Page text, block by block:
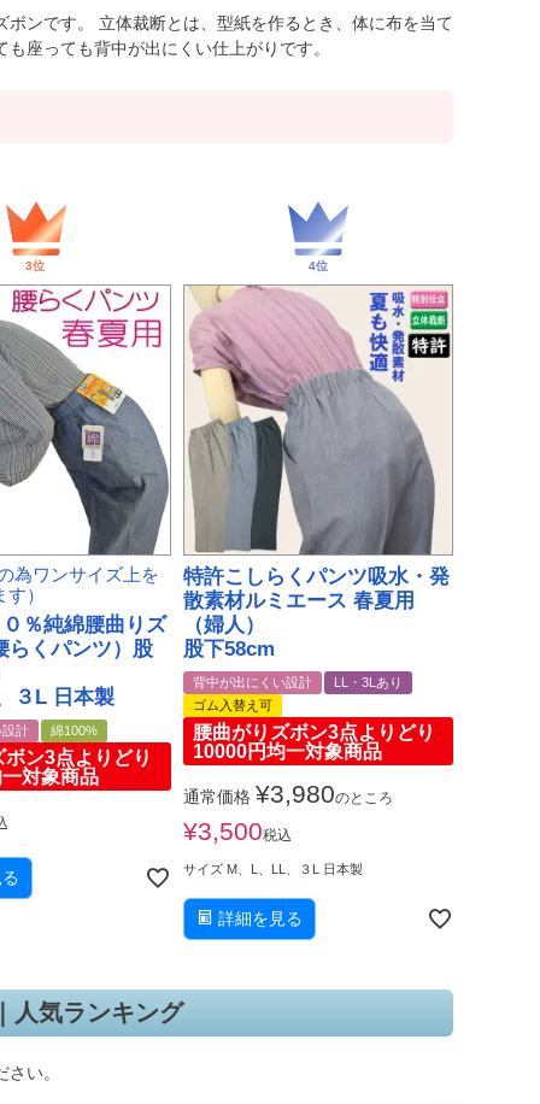
ンです。 立体裁断とは、型紙を作るとき、体に布を当て
座っても背中が出にくい仕上がりです。
為ワンサイズ上を
）
％純綿腰曲りズ
らくパンツ）股
３L 日本製
設計 綿100%
ン3点よりどり
対象商品
特許こしらくパンツ吸水・発
散素材ルミエース 春夏用
（婦人）
股下58cm
背中が出にくい設計
LL・3Lあり
ゴム入替え可
腰曲がりズボン3点よりどり
10000円均一対象商品
通常価格 ¥3,980のところ
¥3,500税込
サイズ M、L、LL、３L 日本製
詳細を見る
人気ランキング
い。